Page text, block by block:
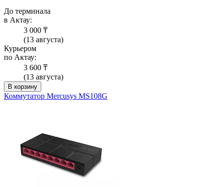
До терминала
в Актау:
3 000 ₸
(13 августа)
Курьером
по Актау:
3 600 ₸
(13 августа)
В корзину
Коммутатор Mercusys MS108G